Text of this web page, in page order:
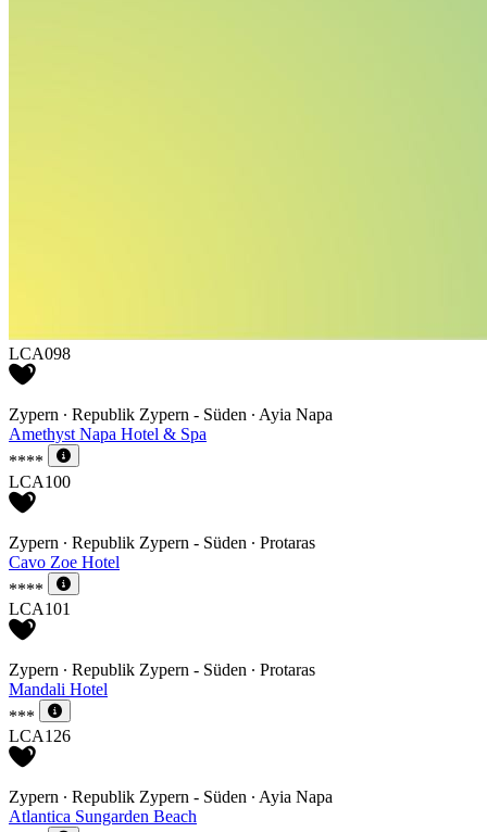
LCA098
Zypern ∙ Republik Zypern - Süden ∙ Ayia Napa
Amethyst Napa Hotel & Spa
****
LCA100
Zypern ∙ Republik Zypern - Süden ∙ Protaras
Cavo Zoe Hotel
****
LCA101
Zypern ∙ Republik Zypern - Süden ∙ Protaras
Mandali Hotel
***
LCA126
Zypern ∙ Republik Zypern - Süden ∙ Ayia Napa
Atlantica Sungarden Beach